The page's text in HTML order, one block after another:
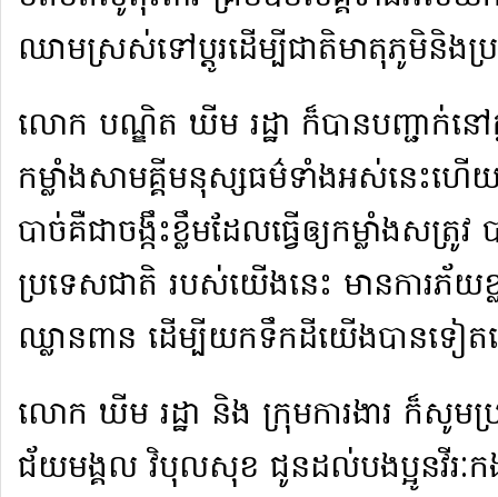
ឈាម​ស្រស់​ទៅ​ប្ដូរ​ដើម្បី​ជាតិ​មាតុភូមិ​និង​ប្
លោក បណ្ឌិត ឃីម រដ្ឋា ក៏​បាន​បញ្ជាក់​នៅ
កម្លាំង​សាមគ្គី​មនុស្សធម៌​ទាំងអស់នេះ​ហើ
បាច់​គឺជា​ចង្កឹះ​ខ្លឹម​ដែល​ធ្វើឲ្យ​កម្លាំង​សត្រូ
ប្រទេស​ជាតិ របស់​យើង​នេះ មាន​ការភ័យ
ឈ្លានពាន ដើម្បី​យក​ទឹក​ដី​យើង​បាន​ទៀ
លោក ឃីម រដ្ឋា និង ក្រុមការងារ ក៏​សូម​
ជ័យ​មង្គល វិបុល​សុខ ជូន​ដល់​បងប្អូន​វីរៈ​